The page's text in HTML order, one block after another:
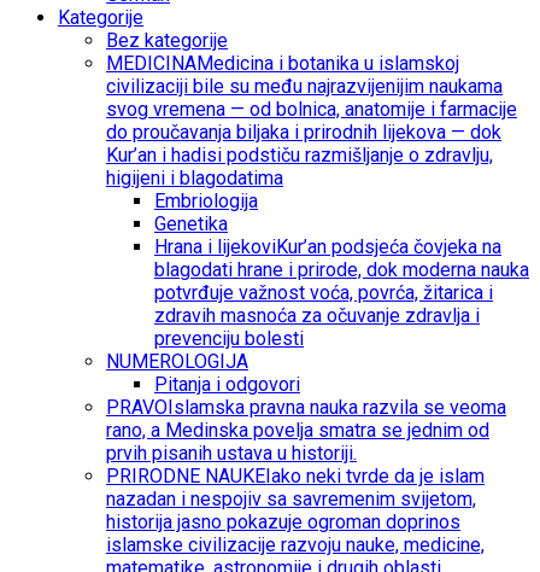
Kategorije
Bez kategorije
MEDICINAMedicina i botanika u islamskoj
civilizaciji bile su među najrazvijenijim naukama
svog vremena — od bolnica, anatomije i farmacije
do proučavanja biljaka i prirodnih lijekova — dok
Kur’an i hadisi podstiču razmišljanje o zdravlju,
higijeni i blagodatima
Embriologija
Genetika
Hrana i lijekoviKur’an podsjeća čovjeka na
blagodati hrane i prirode, dok moderna nauka
potvrđuje važnost voća, povrća, žitarica i
zdravih masnoća za očuvanje zdravlja i
prevenciju bolesti
NUMEROLOGIJA
Pitanja i odgovori
PRAVOIslamska pravna nauka razvila se veoma
rano, a Medinska povelja smatra se jednim od
prvih pisanih ustava u historiji.
PRIRODNE NAUKEIako neki tvrde da je islam
nazadan i nespojiv sa savremenim svijetom,
historija jasno pokazuje ogroman doprinos
islamske civilizacije razvoju nauke, medicine,